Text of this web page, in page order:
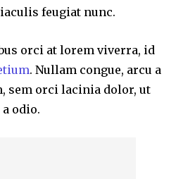
feugiat nunc.
orci at lorem viverra, id
. Nullam congue, arcu a
sem orci lacinia dolor, ut
odio.